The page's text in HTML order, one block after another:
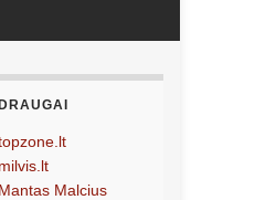
DRAUGAI
milvis.lt
Mantas Malcius